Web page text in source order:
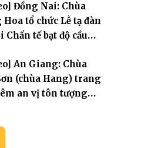
thành phố Hải
Đồng Nai: Chùa
Hoa tổ chức Lễ tạ đàn
Chẩn tế bạt độ cầu
An Giang: Chùa
(chùa Hang) trang
an vị tôn tượng